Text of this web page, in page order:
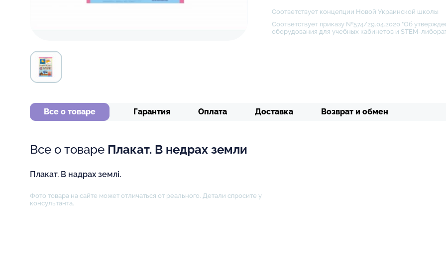
Соответствует концепции Новой Украинской школы
Соответствует приказу №574/29.04.2020 "Об
оборудования для учебных кабинетов и STEM-
Все о товаре Гарантия Оплата Доставка Возврат и обмен
Все о товаре Плакат. В недрах земли
Плакат. В надрах землі.
Фото товара на сайте может отличаться от реального. Детали спросите у
консультанта.